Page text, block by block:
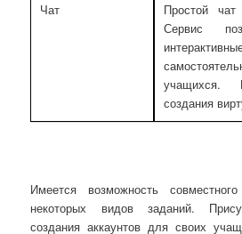
Чат
Простой
Сервис
создания
Имеется возможность
некоторых видов заданий.
создания аккаунтов для своих